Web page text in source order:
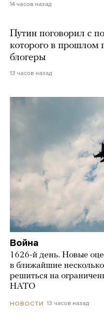
14 часов назад
Путин поговорил с
которого в прошлом
блогеры
13 часов назад
Война
1626-й день. Новые
в ближайшие
решиться на
НАТО
НОВОСТИ 13 часов назад